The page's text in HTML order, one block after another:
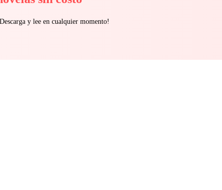
y lee en cualquier momento!